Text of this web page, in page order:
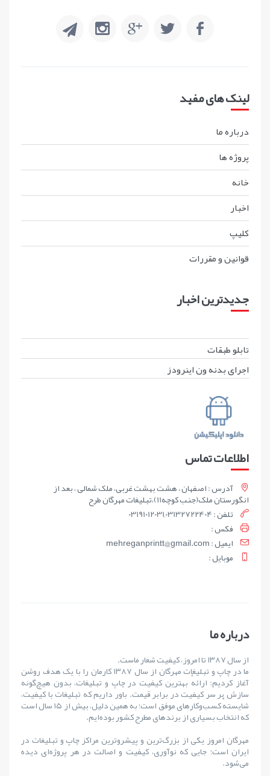
لینک های مفید
درباره ما
پروژه ها
خانه
اخبار
کليپ
قوانين و مقررات
جدیدترین اخبار
تابلو طبقات
اجرای بدنه ون اینرودز
اطلاعات تماس
آدرس : اصفهان ، هشت بهشت غربی، ملک شمالی ، بعد از
انگورستان ملک(جنب کوچه11)،تبلیغات مهرگان طرح
تلفن : 03191012031,03132722404
فکس :
ايميل : mehreganprintt@gmail.com
موبايل :
درباره ما
از سال ۱۳۸۷ تا امروز، کیفیت شعار ماست.
ما در چاپ و تبلیغات مهرگان از سال ۱۳۸۷ کارمان را با یک هدف روشن
آغاز کردیم: ارائهٔ بهترین کیفیت در چاپ و تبلیغات، بدون هیچ‌گونه
سازش بر سر کیفیت در برابر قیمت. باور داریم که تبلیغات با کیفیت،
شایستهٔ کسب‌وکارهای موفق است؛ به همین دلیل، بیش از ۱۵ سال است
که انتخاب بسیاری از برندهای مطرح کشور بوده‌ایم.
مهرگان امروز یکی از بزرگ‌ترین و پیشروترین مراکز چاپ و تبلیغات در
ایران است؛ جایی که نوآوری، کیفیت و اصالت در هر پروژه‌ای دیده
می‌شود.